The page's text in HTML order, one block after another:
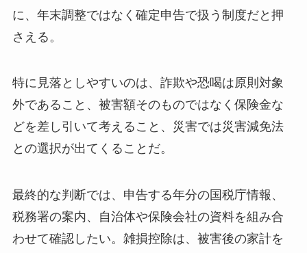
に、年末調整ではなく確定申告で扱う制度だと押
さえる。
特に見落としやすいのは、詐欺や恐喝は原則対象
外であること、被害額そのものではなく保険金な
どを差し引いて考えること、災害では災害減免法
との選択が出てくることだ。
最終的な判断では、申告する年分の国税庁情報、
税務署の案内、自治体や保険会社の資料を組み合
わせて確認したい。雑損控除は、被害後の家計を